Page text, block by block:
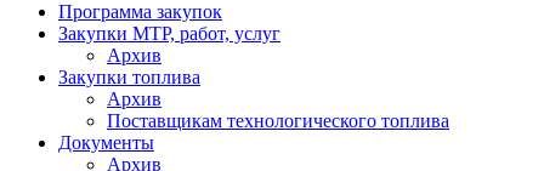
Программа закупок
Закупки МТР, работ, услуг
Архив
Закупки топлива
Архив
Поставщикам технологического топлива
Документы
Архив